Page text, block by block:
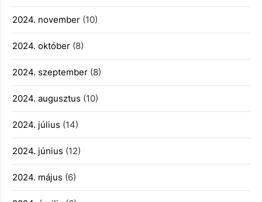
2024. november (10)
2024. október (8)
2024. szeptember (8)
2024. augusztus (10)
2024. július (14)
2024. június (12)
2024. május (6)